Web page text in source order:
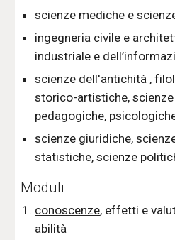
scienze mediche e
ingegneria civile e
industriale e
scienze dell'antichità ,
storico-artistiche,
pedagogiche,
scienze giuridiche,
statistiche, scienze
Moduli
conoscenze, effetti e
abilità